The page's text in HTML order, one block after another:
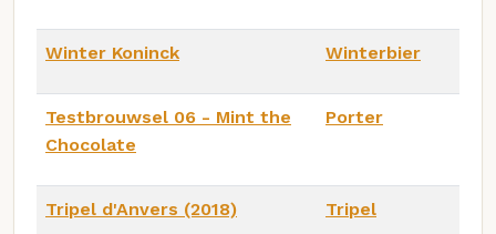
Winter Koninck Winterbier
Testbrouwsel 06 - Mint the
Chocolate
Porter
Tripel d'Anvers (2018) Tripel